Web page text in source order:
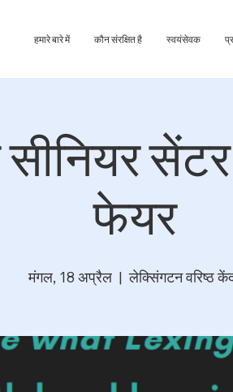
हमारे बारे में कौन संरक्षित है स्वयंसेवक
सेंटर
फेयर
मंगल, 18 अप्रैल
  |
लेक्सिंगटन वरिष्ठ